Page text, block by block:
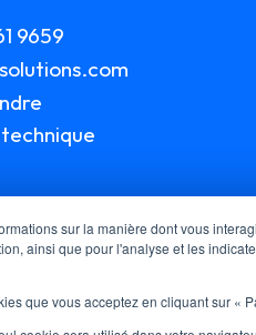
sur la manière dont vous
ainsi que pour l'analyse et les
que vous acceptez en cliquant sur «
9659